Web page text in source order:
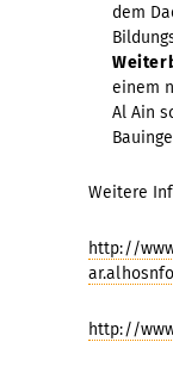
dem
einem
Al Ain
Weitere
http://
http://